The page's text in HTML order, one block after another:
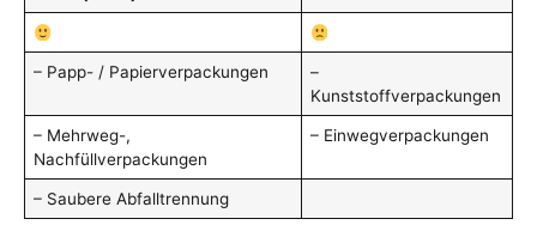
– Papp- / Papierverpackungen
–
Kunststoffverpackungen
– Mehrweg-,
Nachfüllverpackungen
– Einwegverpackungen
– Saubere Abfalltrennung